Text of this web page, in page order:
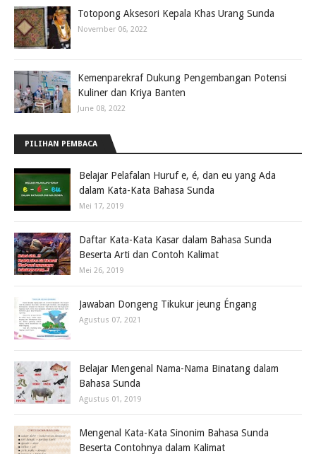
Totopong Aksesori Kepala Khas Urang Sunda
November 06, 2022
Kemenparekraf Dukung Pengembangan Potensi
Kuliner dan Kriya Banten
June 08, 2022
PILIHAN PEMBACA
Belajar Pelafalan Huruf e, é, dan eu yang Ada
dalam Kata-Kata Bahasa Sunda
Mei 17, 2019
Daftar Kata-Kata Kasar dalam Bahasa Sunda
Beserta Arti dan Contoh Kalimat
Mei 26, 2019
Jawaban Dongeng Tikukur jeung Éngang
Agustus 07, 2021
Belajar Mengenal Nama-Nama Binatang dalam
Bahasa Sunda
Agustus 01, 2019
Mengenal Kata-Kata Sinonim Bahasa Sunda
Beserta Contohnya dalam Kalimat